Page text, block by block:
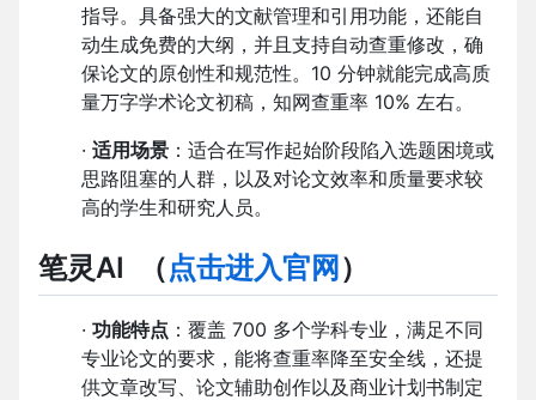
指导。具备强大的文献管理和引用功能，还能自
动生成免费的大纲，并且支持自动查重修改，确
保论文的原创性和规范性。10 分钟就能完成高质
量万字学术论文初稿，知网查重率 10% 左右。
· 适用场景 ：适合在写作起始阶段陷入选题困境或
思路阻塞的人群，以及对论文效率和质量要求较
高的学生和研究人员。
笔灵AI （点击进入官网 ）
· 功能特点 ：覆盖 700 多个学科专业，满足不同
专业论文的要求，能将查重率降至安全线，还提
供文章改写、论文辅助创作以及商业计划书制定